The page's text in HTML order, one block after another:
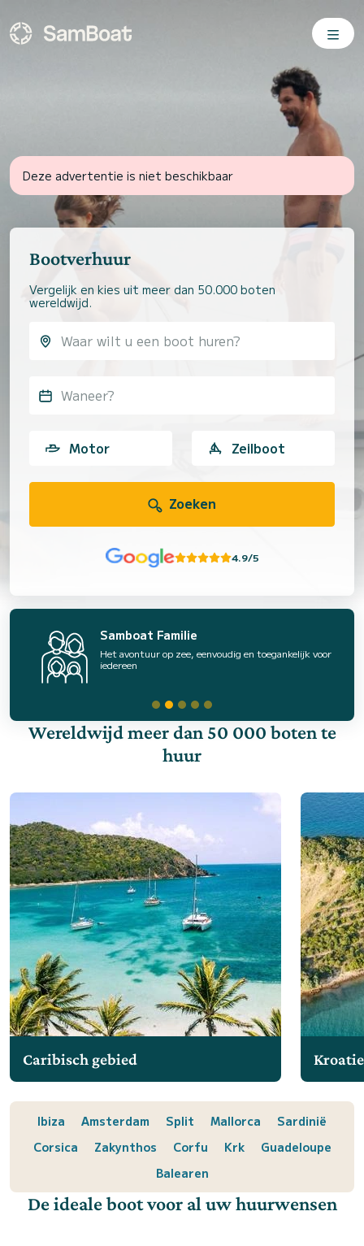
Deze advertentie is niet beschikbaar
Bootverhuur
Vergelijk en kies uit meer dan 50.000 boten
wereldwijd.
Waneer?
Motor Zeilboot
Zoeken
4.9/5
Samboat Familie
Het avontuur op zee, eenvoudig en toegankelijk voor
iedereen
Wereldwijd meer dan 50 000 boten te
huur
Caribisch gebied Kroatie
Ibiza Amsterdam Split Mallorca
Sardinië
Corsica
Zakynthos Corfu Krk
Guadeloupe
Balearen
De ideale boot voor al uw huurwensen